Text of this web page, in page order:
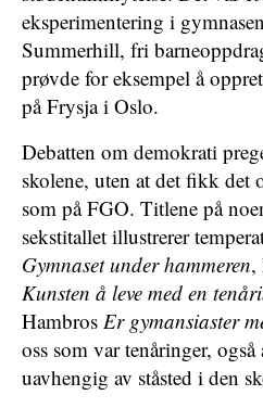
eksperimentering i
Summerhill, fri
prøvde for eksempel å
på Frysja i Oslo.
Debatten om demokrati
skolene, uten at det fikk det
som på FGO. Titlene på
sekstitallet illustrerer
Gymnaset under hammeren,
Kunsten å leve med en
Hambros Er gymansiaster
oss som var tenåringer,
uavhengig av ståsted i den